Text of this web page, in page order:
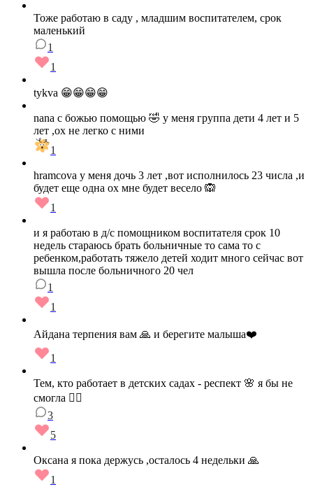
Тоже работаю в саду , младшим воспитателем, срок
маленький
1
1
tykva 😁😁😁😁
nana с божью помощью 🤣 у меня группа дети 4 лет и 5
лет ,ох не легко с ними
1
hramcova у меня дочь 3 лет ,вот исполнилось 23 числа ,и
будет еще одна ох мне будет весело 🙉
1
и я работаю в д/с помощником воспитателя срок 10
недель стараюсь брать больничные то сама то с
ребенком,работать тяжело детей ходит много сейчас вот
вышла после больничного 20 чел
1
1
Айдана терпения вам 🙏 и берегите малыша❤️
1
Тем, кто работает в детских садах - респект 🌸 я бы не
смогла 😵‍💫
3
5
Оксана я пока держусь ,осталось 4 недельки 🙏
1